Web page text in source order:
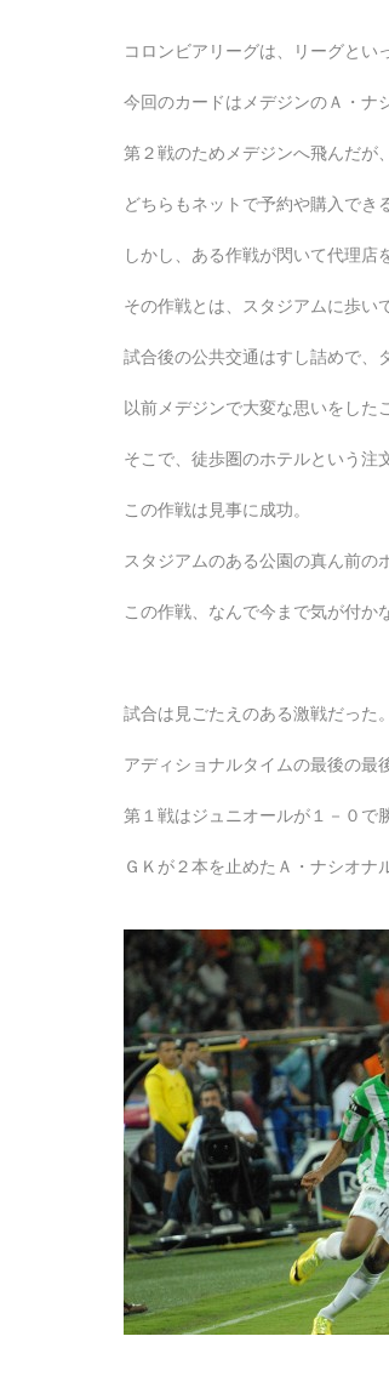
コロンビアリーグは、リーグとい
今回のカードはメデジンのＡ・ナ
第２戦のためメデジンへ飛んだが
どちらもネットで予約や購入でき
しかし、ある作戦が閃いて代理店
その作戦とは、スタジアムに歩い
試合後の公共交通はすし詰めで、
以前メデジンで大変な思いをした
そこで、徒歩圏のホテルという注
この作戦は見事に成功。
スタジアムのある公園の真ん前の
この作戦、なんで今まで気が付か
試合は見ごたえのある激戦だった。
アディショナルタイムの最後の最
第１戦はジュニオールが１－０で
ＧＫが２本を止めたＡ・ナシオナ